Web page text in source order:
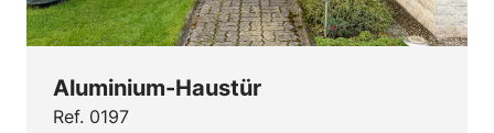
Aluminium-Haustür
Ref. 0197